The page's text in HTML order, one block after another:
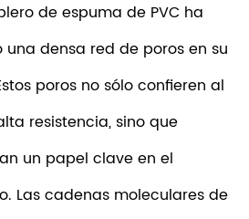
de espuma de PVC ha
densa red de poros en su
poros no sólo confieren al
resistencia, sino que
un papel clave en el
Las cadenas moleculares de